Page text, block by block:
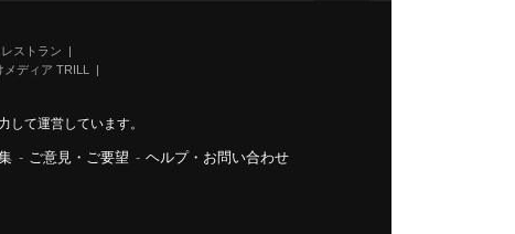
ストラン
ディア TRILL
て運営しています。
- ご意見・ご要望 - ヘルプ・お問い合わせ